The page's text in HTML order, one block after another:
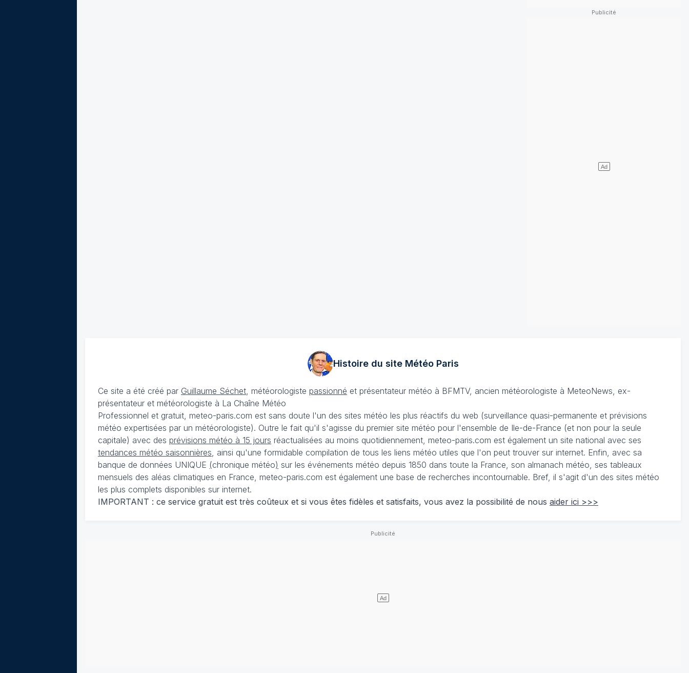
Histoire du site MétéoParis
Ce site a été créé par Guillaume Séchet , météorologiste passionné et présentateur météo à BFMTV, ancien météorologiste à MeteoNews, ex-
présentateur et météorologiste à La Chaîne Météo
Professionnel et gratuit, meteo-paris.com est sans doute l'un des sites météo les plus réactifs du web (surveillance quasi-permanente et prévisions
météo expertisées par un météorologiste). Outre le fait qu'il s'agisse du premier site météo pour l'ensemble de Ile-de-France (et non pour la seule
capitale) avec des prévisions météo à 15 jours réactualisées au moins quotidiennement, meteo-paris.com est également un site national avec ses
tendances météo saisonnières , ainsi qu'une formidable compilation de tous les liens météo utiles que l'on peut trouver sur internet. Enfin, avec sa
banque de données UNIQUE (chronique météo) sur les événements météo depuis 1850 dans toute la France, son almanach météo, ses tableaux
mensuels des aléas climatiques en France, meteo-paris.com est également une base de recherches incontournable. Bref, il s'agit d'un des sites météo
les plus complets disponibles sur internet.
IMPORTANT : ce service gratuit est très coûteux et si vous êtes fidèles et satisfaits, vous avez la possibilité de nous aider ici >>>